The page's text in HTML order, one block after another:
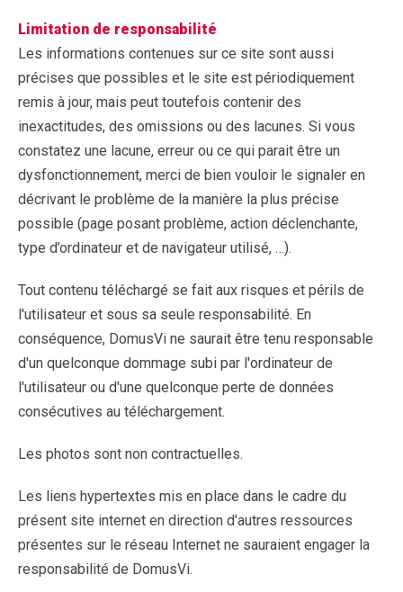
Limitation de responsabilité
Les informations contenues sur ce site sont aussi
précises que possibles et le site est périodiquement
remis à jour, mais peut toutefois contenir des
inexactitudes, des omissions ou des lacunes. Si vous
constatez une lacune, erreur ou ce qui parait être un
dysfonctionnement, merci de bien vouloir le signaler en
décrivant le problème de la manière la plus précise
possible (page posant problème, action déclenchante,
type d’ordinateur et de navigateur utilisé, …).
Tout contenu téléchargé se fait aux risques et périls de
l'utilisateur et sous sa seule responsabilité. En
conséquence, DomusVi ne saurait être tenu responsable
d'un quelconque dommage subi par l'ordinateur de
l'utilisateur ou d'une quelconque perte de données
consécutives au téléchargement.
Les photos sont non contractuelles.
Les liens hypertextes mis en place dans le cadre du
présent site internet en direction d'autres ressources
présentes sur le réseau Internet ne sauraient engager la
responsabilité de DomusVi.